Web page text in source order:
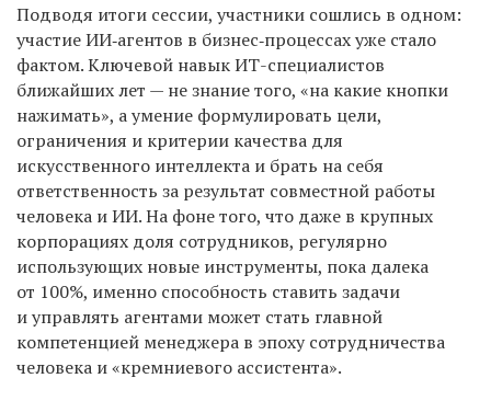
Подводя итоги сессии, участники сошлись в одном:
участие ИИ‑агентов в бизнес‑процессах уже стало
фактом. Ключевой навык ИТ-специалистов
ближайших лет — не знание того, «на какие кнопки
нажимать», а умение формулировать цели,
ограничения и критерии качества для
искусственного интеллекта и брать на себя
ответственность за результат совместной работы
человека и ИИ. На фоне того, что даже в крупных
корпорациях доля сотрудников, регулярно
использующих новые инструменты, пока далека
от 100%, именно способность ставить задачи
и управлять агентами может стать главной
компетенцией менеджера в эпоху сотрудничества
человека и «кремниевого ассистента».